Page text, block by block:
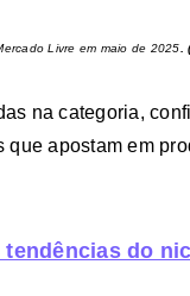
Livre em maio de 2025
na categoria,
apostam em
do